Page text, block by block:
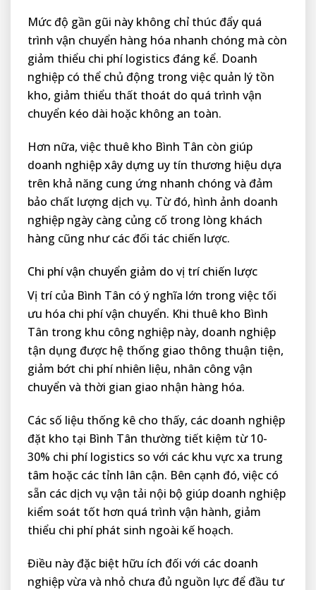
Mức độ gần gũi này không chỉ thúc đẩy quá
trình vận chuyển hàng hóa nhanh chóng mà còn
giảm thiểu chi phí logistics đáng kể. Doanh
nghiệp có thể chủ động trong việc quản lý tồn
kho, giảm thiểu thất thoát do quá trình vận
chuyển kéo dài hoặc không an toàn.
Hơn nữa, việc thuê kho Bình Tân còn giúp
doanh nghiệp xây dựng uy tín thương hiệu dựa
trên khả năng cung ứng nhanh chóng và đảm
bảo chất lượng dịch vụ. Từ đó, hình ảnh doanh
nghiệp ngày càng củng cố trong lòng khách
hàng cũng như các đối tác chiến lược.
Chi phí vận chuyển giảm do vị trí chiến lược
Vị trí của Bình Tân có ý nghĩa lớn trong việc tối
ưu hóa chi phí vận chuyển. Khi thuê kho Bình
Tân trong khu công nghiệp này, doanh nghiệp
tận dụng được hệ thống giao thông thuận tiện,
giảm bớt chi phí nhiên liệu, nhân công vận
chuyển và thời gian giao nhận hàng hóa.
Các số liệu thống kê cho thấy, các doanh nghiệp
đặt kho tại Bình Tân thường tiết kiệm từ 10-
30% chi phí logistics so với các khu vực xa trung
tâm hoặc các tỉnh lân cận. Bên cạnh đó, việc có
sẵn các dịch vụ vận tải nội bộ giúp doanh nghiệp
kiểm soát tốt hơn quá trình vận hành, giảm
thiểu chi phí phát sinh ngoài kế hoạch.
Điều này đặc biệt hữu ích đối với các doanh
nghiệp vừa và nhỏ chưa đủ nguồn lực để đầu tư